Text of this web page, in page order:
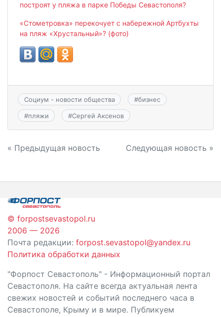
построят у пляжа в парке Победы Севастополя?
«Стометровка» перекочует с набережной Артбухты
на пляж «Хрустальный»? (фото)
Социум - новости общества #бизнес
#пляжи #Сергей Аксенов
Навигация
записям
« Предыдущая новость Следующая новость »
© forpostsevastopol.ru
2006 — 2026
Почта редакции: forpost.sevastopol@yandex.ru
Политика обработки данных
"Форпост Севастополь" - Информационный портал
Севастополя. На сайте всегда актуальная лента
свежих новостей и событий последнего часа в
Севастополе, Крыму и в мире. Публикуем